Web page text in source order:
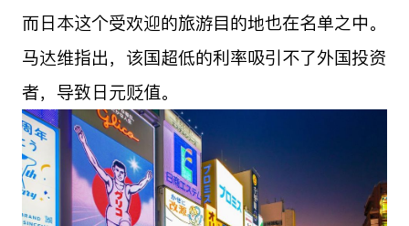
而日本这个受欢迎的旅游目的地也在名单之中。
马达维指出，该国超低的利率吸引不了外国投资
者，导致日元贬值。